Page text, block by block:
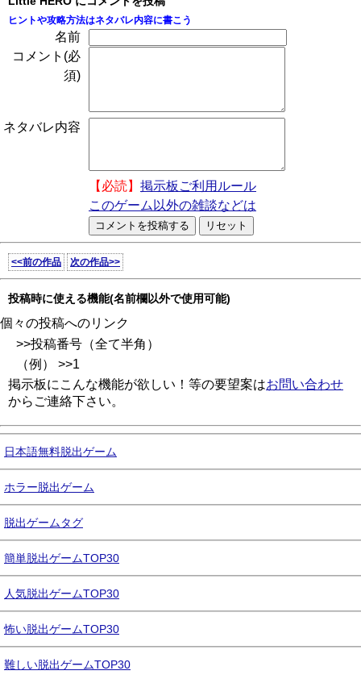
ヒントや攻略方法はネタバレ内容に書こう
名前
コメント(必
須)
ネタバレ内容
【必読】 掲示板ご利用ルール
このゲーム以外の雑談などは
<<前の作品 次の作品>>
投稿時に使える機能(名前欄以外で使用可能)
個々の投稿へのリンク
>>投稿番号（全て半角）
（例） >>1
掲示板にこんな機能が欲しい！等の要望案はお問い合わせ
からご連絡下さい。
日本語無料脱出ゲーム
ホラー脱出ゲーム
脱出ゲームタグ
簡単脱出ゲームTOP30
人気脱出ゲームTOP30
怖い脱出ゲームTOP30
難しい脱出ゲームTOP30